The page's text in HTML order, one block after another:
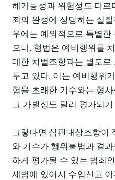
해가능성과 위험성도 다르
죄의 완성에 상당하는 실
우에는 예외적으로 특별한
으나, 형법은 예비행위를
대한 처벌조항과는 별도로
두고 있다. 이는 예비행위
험을 초래한 기수와는 형
그 가벌성도 달리 평가되
그렇다면 심판대상조항이
와 기수가 행위불법과 결
하게 평가될 수 있는 범죄
세범에 있어서 수입신고